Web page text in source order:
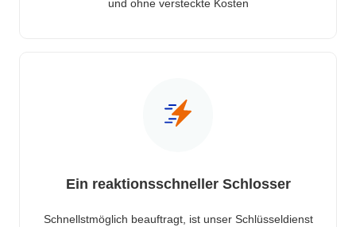
und ohne versteckte Kosten
Ein reaktionsschneller Schlosser
Schnellstmöglich beauftragt, ist unser Schlüsseldienst